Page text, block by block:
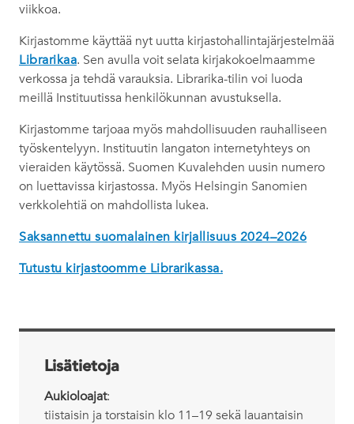
viikkoa.
Kirjastomme käyttää nyt uutta kirjastohallintajärjestelmää
Librarikaa. Sen avulla voit selata kirjakokoelmaamme
verkossa ja tehdä varauksia. Librarika-tilin voi luoda
meillä Instituutissa henkilökunnan avustuksella.
Kirjastomme tarjoaa myös mahdollisuuden rauhalliseen
työskentelyyn. Instituutin langaton internetyhteys on
vieraiden käytössä. Suomen Kuvalehden uusin numero
on luettavissa kirjastossa. Myös Helsingin Sanomien
verkkolehtiä on mahdollista lukea.
Saksannettu suomalainen kirjallisuus 2024–2026
Tutustu kirjastoomme Librarikassa.
Lisätietoja
Aukioloajat:
tiistaisin ja torstaisin klo 11–19 sekä lauantaisin